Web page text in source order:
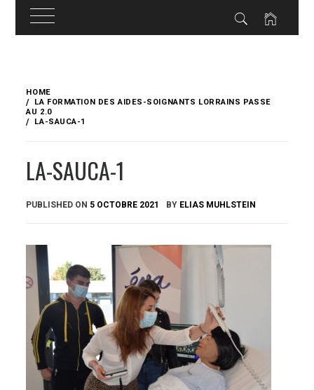
content
HOME
LA FORMATION DES AIDES-SOIGNANTS LORRAINS PASSE
AU 2.0
LA-SAUCA-1
LA-SAUCA-1
PUBLISHED ON 5 OCTOBRE 2021 BY ELIAS MUHLSTEIN